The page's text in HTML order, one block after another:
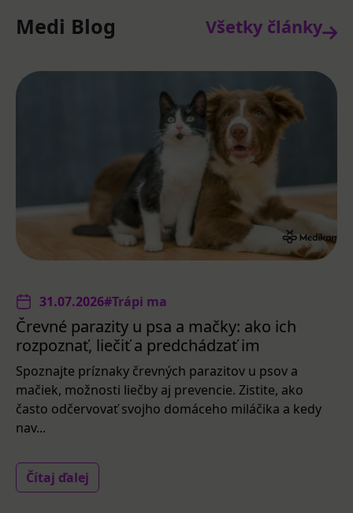
Medi Blog Všetky články
31.07.2026#Trápi ma
Črevné parazity u psa a mačky: ako ich
rozpoznať, liečiť a predchádzať im
Spoznajte príznaky črevných parazitov u psov a
mačiek, možnosti liečby aj prevencie. Zistite, ako
často odčervovať svojho domáceho miláčika a kedy
nav...
Čítaj ďalej